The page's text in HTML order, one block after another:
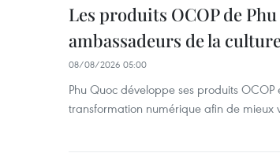
Les produits OCOP de
ambassadeurs de la
08/08/2026 05:00
Phu Quoc développe ses produits
transformation numérique afin de mieux